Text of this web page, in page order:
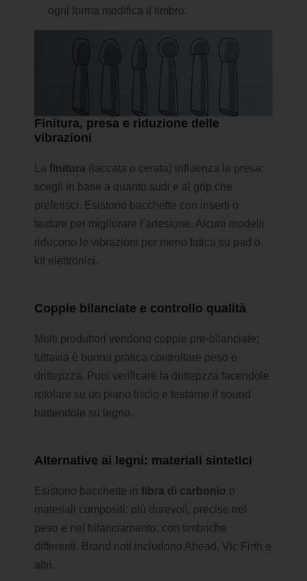
ogni forma modifica il timbro.
Finitura, presa e riduzione delle
vibrazioni
La finitura (laccata o cerata) influenza la presa:
scegli in base a quanto sudi e al grip che
preferisci. Esistono bacchette con inserti o
texture per migliorare l’adesione. Alcuni modelli
riducono le vibrazioni per meno fatica su pad o
kit elettronici.
Coppie bilanciate e controllo qualità
Molti produttori vendono coppie pre-bilanciate;
tuttavia è buona pratica controllare peso e
drittepzza. Puoi verificare la drittepzza facendole
rotolare su un piano liscio e testarne il sound
battendole su legno.
Alternative ai legni: materiali sintetici
Esistono bacchette in fibra di carbonio o
materiali compositi: più durevoli, precise nel
peso e nel bilanciamento, con timbriche
differenti. Brand noti includono Ahead, Vic Firth e
altri.